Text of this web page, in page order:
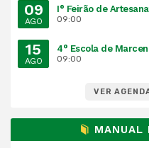
09
AGO
I° Feirão de
09:00
15
AGO
4° Escola de
09:00
VER
MANUAL